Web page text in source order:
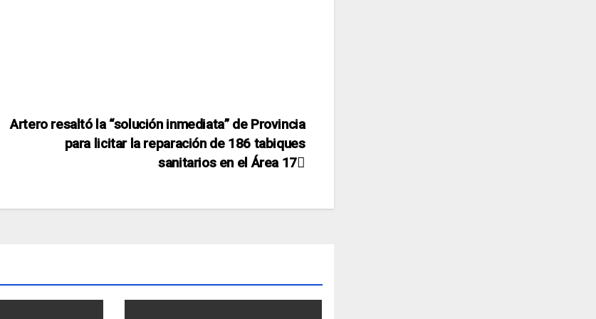
Artero resaltó la “solución inmediata” de Provincia
para licitar la reparación de 186 tabiques
sanitarios en el Área 17